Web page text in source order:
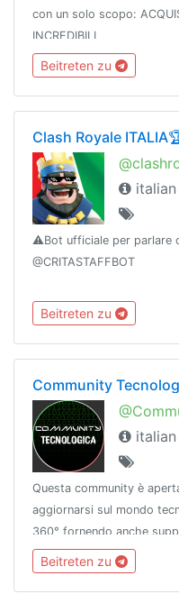
con un solo scopo:
INCREDIBILI
Beitreten zu
Clash Royale
italian
⚠️Bot ufficiale per parlare
@CRITASTAFFBOT
Beitreten zu
Community
italian
Questa community è
aggiornarsi sul mondo
360° fornendo anche
possibile.Regolamento •
Beitreten zu